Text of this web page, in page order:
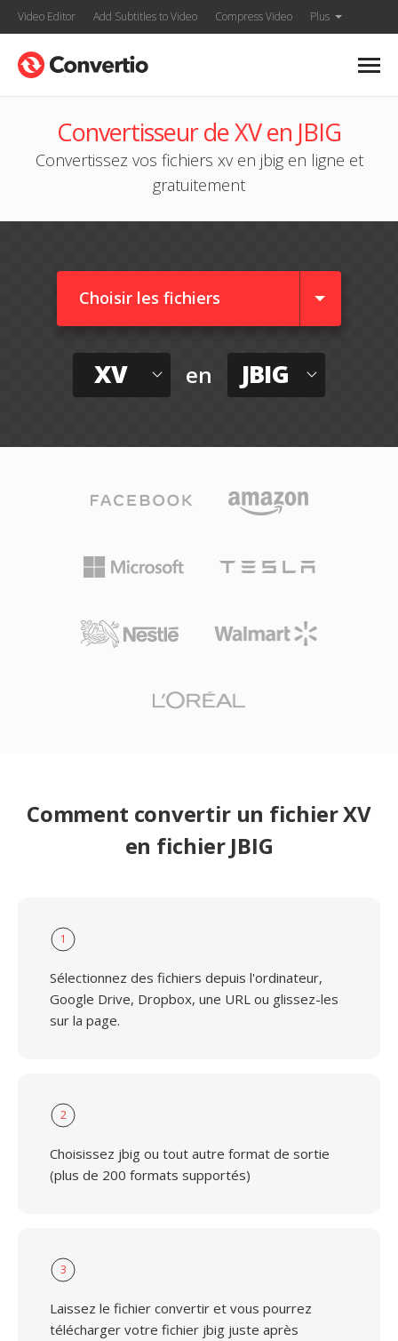
Video Editor Add Subtitles to Video Compress Video Plus
Convertisseur de XV en JBIG
Convertissez vos fichiers xv en jbig en ligne et
gratuitement
Choisir les fichiers
XV en JBIG
Comment convertir un fichier XV
en fichier JBIG
1
Sélectionnez des fichiers depuis l'ordinateur,
Google Drive, Dropbox, une URL ou glissez-les
sur la page.
2
Choisissez jbig ou tout autre format de sortie
(plus de 200 formats supportés)
3
Laissez le fichier convertir et vous pourrez
télécharger votre fichier jbig juste après